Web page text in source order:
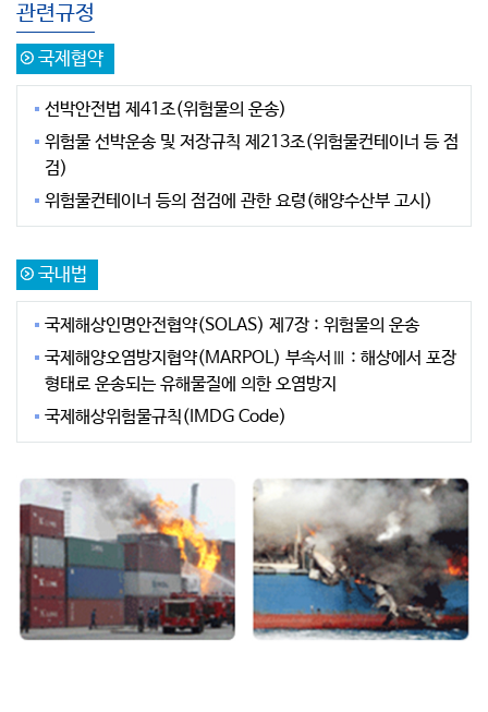
관련규정
국제협약
선박안전법 제41조(위험물의 운송)
위험물 선박운송 및 저장규칙 제213조(위험물컨테이너 등 점
검)
위험물컨테이너 등의 점검에 관한 요령(해양수산부 고시)
국내법
국제해상인명안전협약(SOLAS) 제7장 : 위험물의 운송
국제해양오염방지협약(MARPOL) 부속서Ⅲ : 해상에서 포장
형태로 운송되는 유해물질에 의한 오염방지
국제해상위험물규칙(IMDG Code)